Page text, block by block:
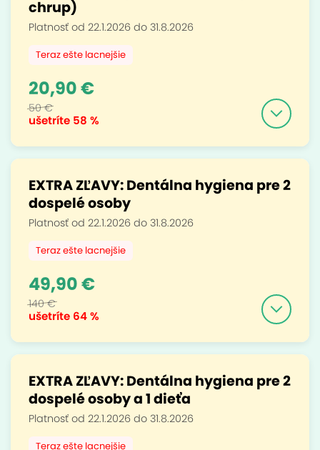
chrup)
Platnosť od 22.1.2026 do 31.8.2026
Teraz ešte lacnejšie
ušetríte 58 %
20,90 €
50 €
EXTRA ZĽAVY: Dentálna hygiena pre 2
dospelé osoby
Platnosť od 22.1.2026 do 31.8.2026
Teraz ešte lacnejšie
ušetríte 64 %
49,90 €
140 €
EXTRA ZĽAVY: Dentálna hygiena pre 2
dospelé osoby a 1 dieťa
Platnosť od 22.1.2026 do 31.8.2026
Teraz ešte lacnejšie